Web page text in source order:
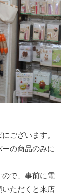
ございます。
の商品のみに
で、事前に電
ただくと来店